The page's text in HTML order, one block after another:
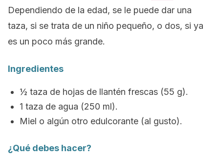
Dependiendo de la edad, se le puede dar una
taza, si se trata de un niño pequeño, o dos, si ya
es un poco más grande.
Ingredientes
½ taza de hojas de llantén frescas (55 g).
1 taza de agua (250 ml).
Miel o algún otro edulcorante (al gusto).
¿Qué debes hacer?